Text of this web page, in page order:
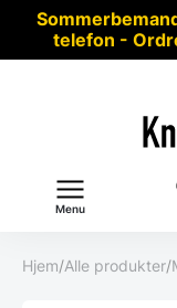
telefon -
Menu
Hjem/Alle produkter/